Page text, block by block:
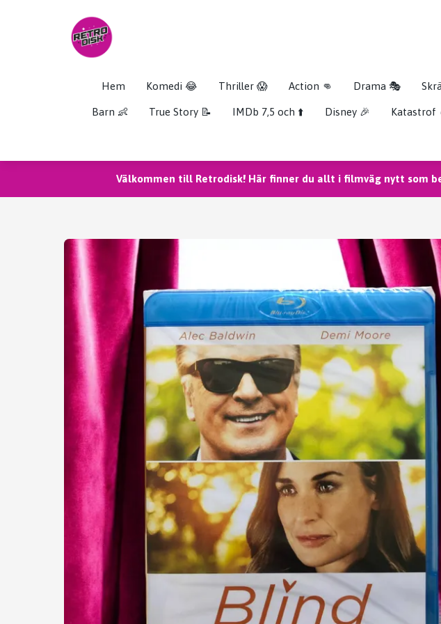
Hem Komedi 😂 Thriller 😱 Action 👊 Drama 🎭
Barn 👶 True Story 📝 IMDb 7,5 och ⬆️ Disney 🎉 Katastrof
Välkommen till Retrodisk! Här finner du allt i filmväg nytt som